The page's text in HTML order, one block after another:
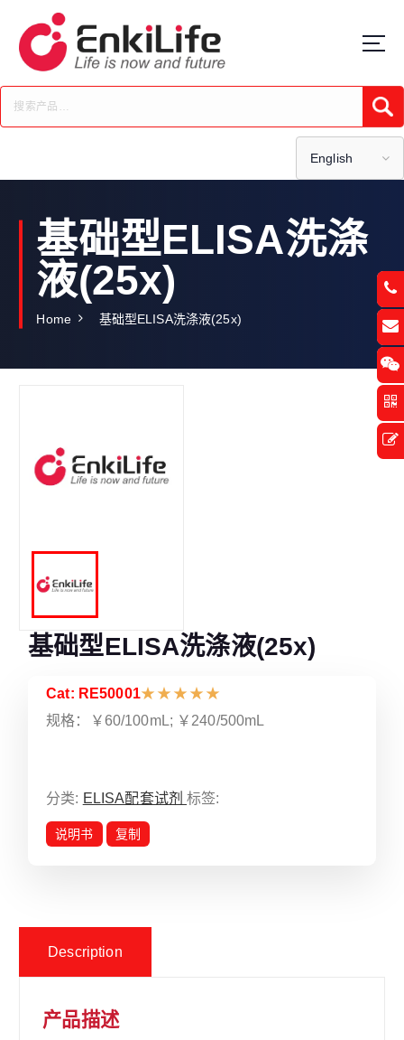
t
c
English
基础型ELISA洗涤
液(25x)
Home 基础型ELISA洗涤液(25x)
基础型ELISA洗涤液(25x)
Cat: RE50001★ ★ ★ ★ ★
规格：￥60/100mL; ￥240/500mL
分类: ELISA配套试剂标签:
说明书 复制
Description
产品描述